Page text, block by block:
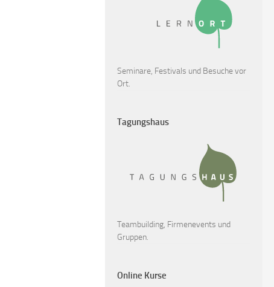
Seminare, Festivals und Besuche vor
Ort.
Tagungshaus
Teambuilding, Firmenevents und
Gruppen.
Online Kurse